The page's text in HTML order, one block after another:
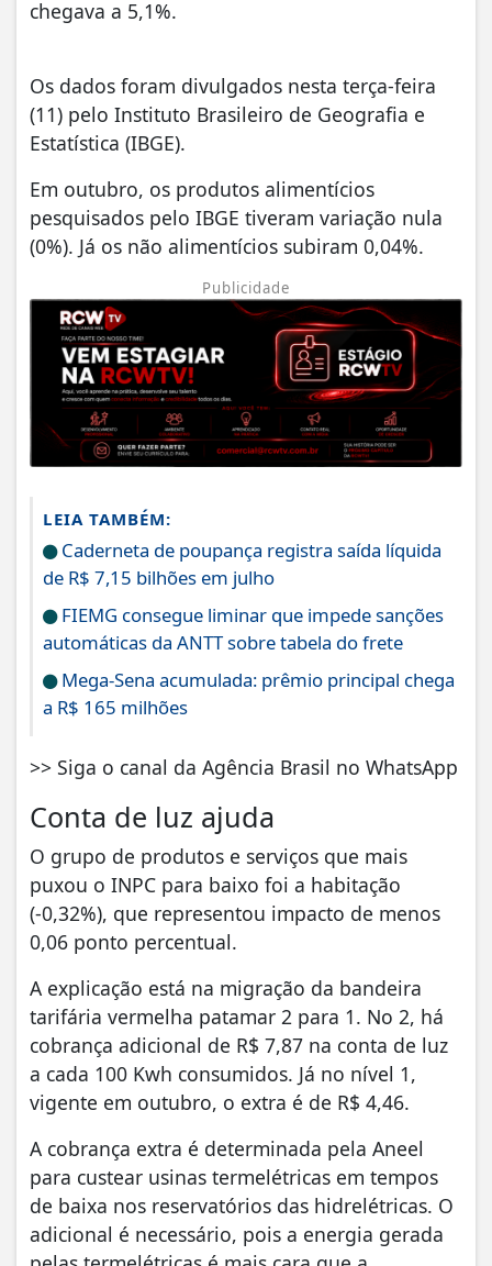
chegava a 5,1%.
Os dados foram divulgados nesta terça-feira
(11) pelo Instituto Brasileiro de Geografia e
Estatística (IBGE).
Em outubro, os produtos alimentícios
pesquisados pelo IBGE tiveram variação nula
(0%). Já os não alimentícios subiram 0,04%.
Publicidade
LEIA TAMBÉM:
Caderneta de poupança registra saída líquida
de R$ 7,15 bilhões em julho
FIEMG consegue liminar que impede sanções
automáticas da ANTT sobre tabela do frete
Mega-Sena acumulada: prêmio principal chega
a R$ 165 milhões
>> Siga o canal da Agência Brasil no WhatsApp
Conta de luz ajuda
O grupo de produtos e serviços que mais
puxou o INPC para baixo foi a habitação
(-0,32%), que representou impacto de menos
0,06 ponto percentual.
A explicação está na migração da bandeira
tarifária vermelha patamar 2 para 1. No 2, há
cobrança adicional de R$ 7,87 na conta de luz
a cada 100 Kwh consumidos. Já no nível 1,
vigente em outubro, o extra é de R$ 4,46.
A cobrança extra é determinada pela Aneel
para custear usinas termelétricas em tempos
de baixa nos reservatórios das hidrelétricas. O
adicional é necessário, pois a energia gerada